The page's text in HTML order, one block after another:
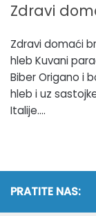
Zdravi
Zdravi domaći
hleb Kuvani
Biber Origano i
hleb i uz
Italije....
PRATITE NAS: